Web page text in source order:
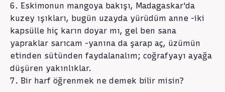
6. Eskimonun mangoya bakışı, Madagaskar'da
kuzey ışıkları, bugün uzayda yürüdüm anne -iki
kapsülle hiç karın doyar mı, gel ben sana
yapraklar sarıcam -yanına da şarap aç, üzümün
etinden sütünden faydalanalım; coğrafyayı ayağa
düşüren yakınlıklar.
7. Bir harf öğrenmek ne demek bilir misin?